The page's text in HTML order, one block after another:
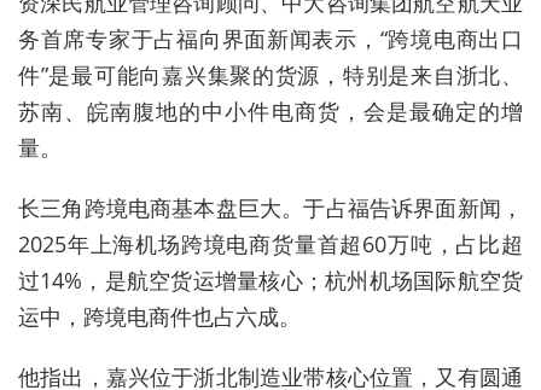
务首席专家于占福向界面新闻表示，“跨境电商出口
件”是最可能向嘉兴集聚的货源，特别是来自浙北、
苏南、皖南腹地的中小件电商货，会是最确定的增
量。
长三角跨境电商基本盘巨大。于占福告诉界面新闻，
2025年上海机场跨境电商货量首超60万吨，占比超
过14%，是航空货运增量核心；杭州机场国际航空货
运中，跨境电商件也占六成。
他指出，嘉兴位于浙北制造业带核心位置，又有圆通